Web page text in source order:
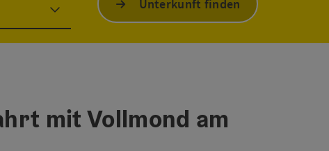
Unterkunft finden
mit Vollmond am